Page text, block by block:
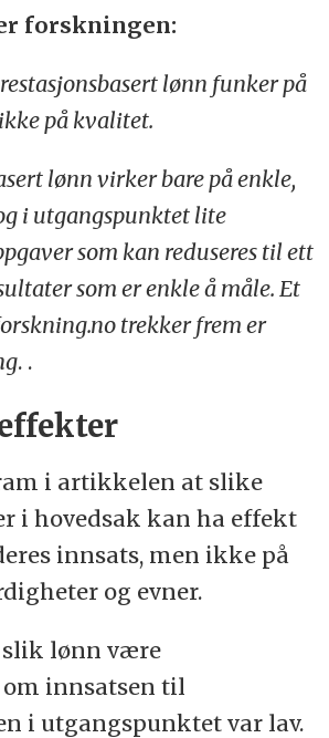
forskningen:
lønn funker på
på kvalitet.
lønn virker bare på enkle,
i utgangspunktet lite
som kan reduseres til ett
som er enkle å måle. Et
trekker frem er
. .
i artikkelen at slike
i hovedsak kan ha effekt
innsats, men ikke på
og evner.
slik lønn være
innsatsen til
i utgangspunktet var lav.